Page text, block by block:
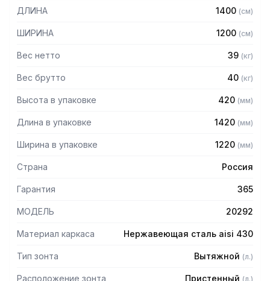
Особенности:
— Бескаркасный
0,8мм
— Поставляется в собранном виде
ДЛИНА 1400 (см)
ШИРИНА 1200 (см)
Вес нетто 39 (кг)
Вес брутто 40 (кг)
Высота в упаковке 420 (мм)
Длина в упаковке 1420 (мм)
Ширина в упаковке 1220 (мм)
Страна Россия
Гарантия 365
МОДЕЛЬ 20292
Материал каркаса Нержавеющая сталь aisi 430
Тип зонта Вытяжной (л.)
Расположение зонта Пристенный (л.)